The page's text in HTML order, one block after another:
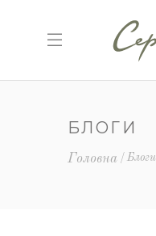
БЛОГИ
Головна Блоги